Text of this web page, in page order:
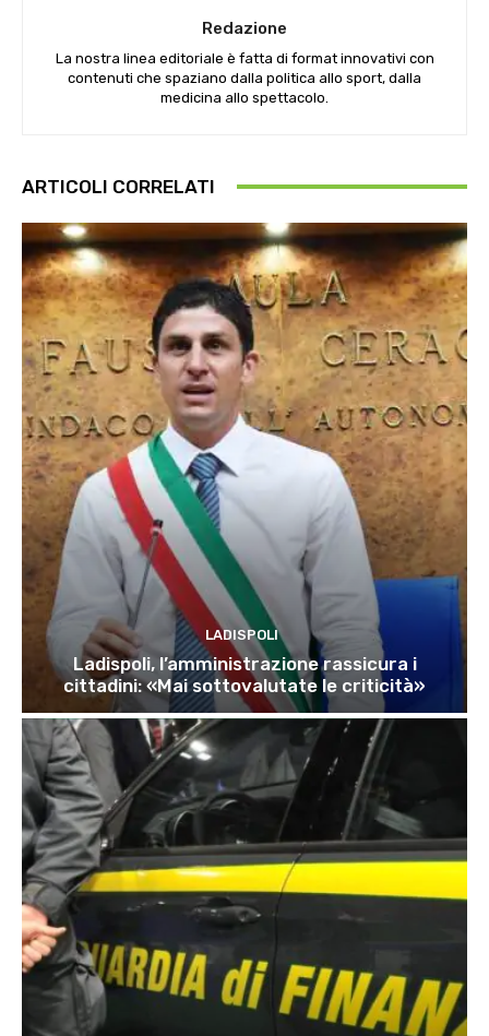
Redazione
La nostra linea editoriale è fatta di format innovativi con
contenuti che spaziano dalla politica allo sport, dalla
medicina allo spettacolo.
ARTICOLI CORRELATI
LADISPOLI
Ladispoli, l’amministrazione rassicura i
cittadini: «Mai sottovalutate le criticità»